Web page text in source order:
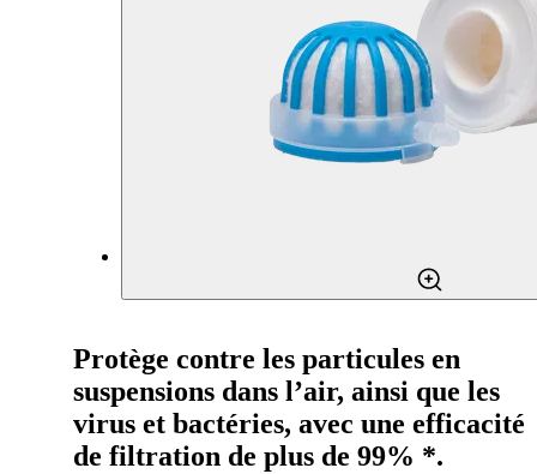
Protège contre les particules en
suspensions dans l’air, ainsi que les
virus et bactéries, avec une efficacité
de filtration de plus de 99% *.